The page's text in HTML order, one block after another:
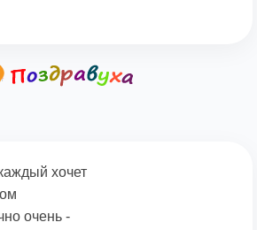
хочет
очень -